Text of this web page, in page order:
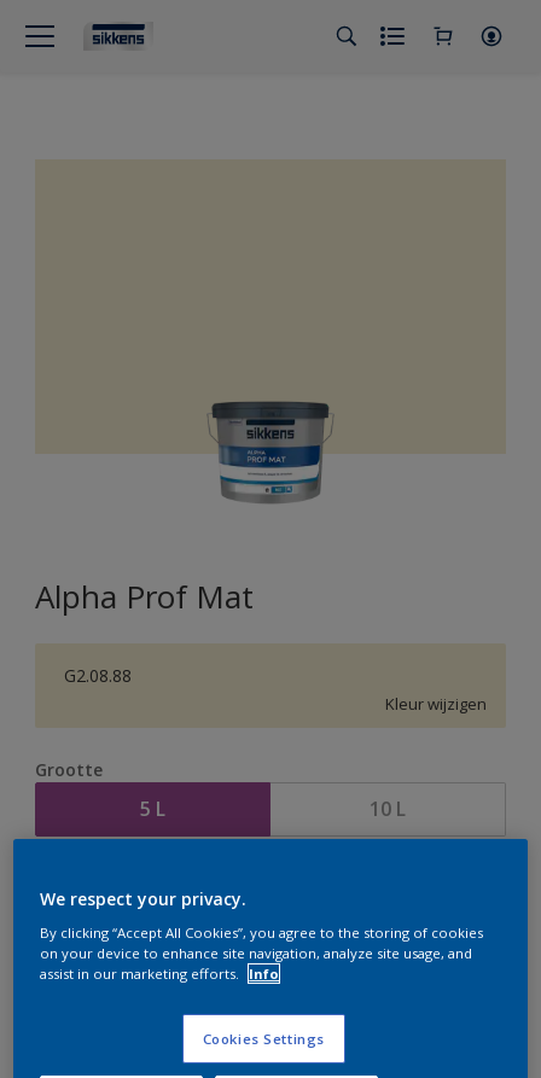
Alpha Prof Mat
G2.08.88
Kleur wijzigen
Grootte
5 L 10 L
Bereken
Op dit moment is het niet mogelijk dit product online
te bestellen. Houd de website in de gaten, we werken
er hard aan om de voorraad aan te vullen.
We respect your privacy.
By clicking “Accept All Cookies”, you agree to the storing of cookies
on your device to enhance site navigation, analyze site usage, and
assist in our marketing efforts.
Info
Cookies Settings